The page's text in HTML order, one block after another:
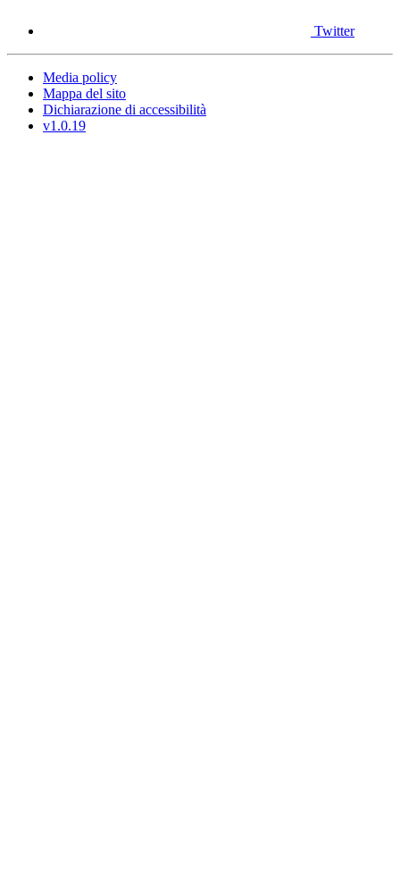
Twitter
Media policy
Mappa del sito
Dichiarazione di accessibilità
v1.0.19